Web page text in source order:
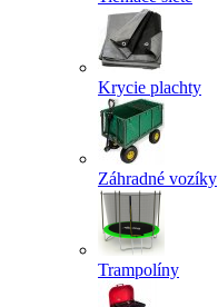
Krycie plachty
Záhradné vozíky
Trampolíny